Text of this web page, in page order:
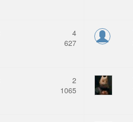
4
627
2
1065